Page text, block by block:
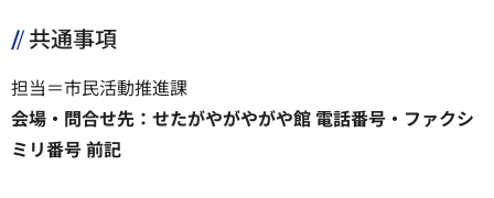
共通事項
担当＝市民活動推進課
会場・問合せ先：せたがやがやがや館 電話番号・ファクシ
ミリ番号 前記